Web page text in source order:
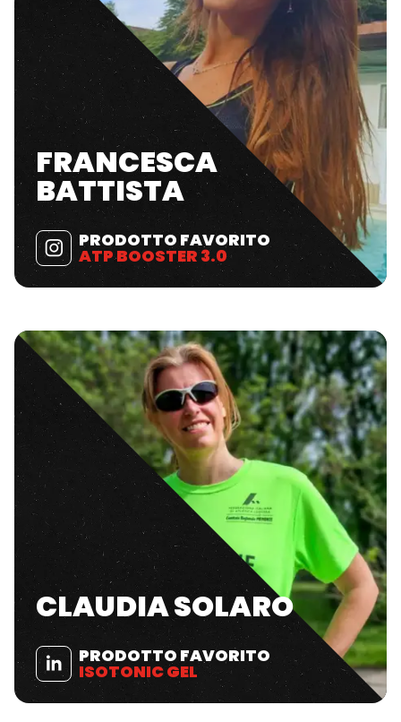
FRANCESCA
BATTISTA
PRODOTTO FAVORITO
ATP BOOSTER 3.0
CLAUDIA SOLARO
PRODOTTO FAVORITO
ISOTONIC GEL